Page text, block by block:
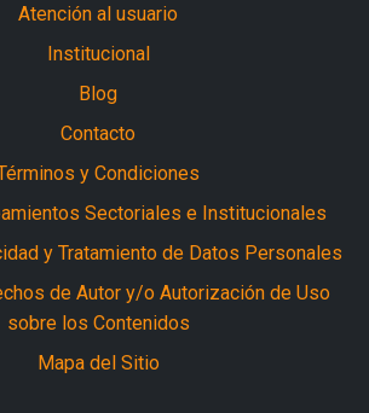
Atención al usuario
Institucional
Blog
Contacto
y Condiciones
Sectoriales e Institucionales
y Tratamiento de Datos Personales
de Autor y/o Autorización de Uso
sobre los Contenidos
Mapa del Sitio